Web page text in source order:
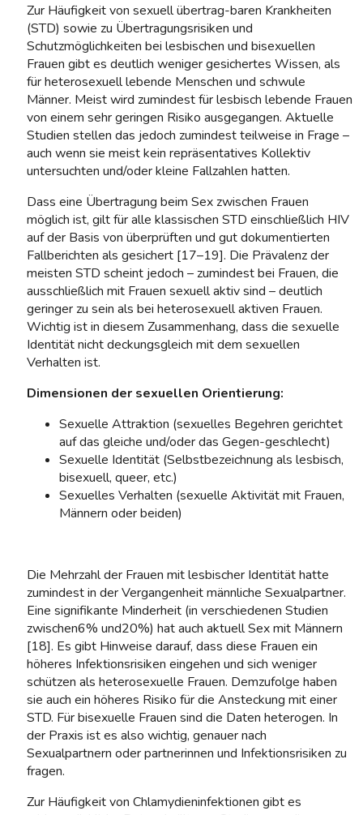
Zur Häufigkeit von sexuell übertrag-baren Krankheiten
(STD) sowie zu Übertragungsrisiken und
Schutzmöglichkeiten bei lesbischen und bisexuellen
Frauen gibt es deutlich weniger gesichertes Wissen, als
für heterosexuell lebende Menschen und schwule
Männer. Meist wird zumindest für lesbisch lebende Frauen
von einem sehr geringen Risiko ausgegangen. Aktuelle
Studien stellen das jedoch zumindest teilweise in Frage –
auch wenn sie meist kein repräsentatives Kollektiv
untersuchten und/oder kleine Fallzahlen hatten.
Dass eine Übertragung beim Sex zwischen Frauen
möglich ist, gilt für alle klassischen STD einschließlich HIV
auf der Basis von überprüften und gut dokumentierten
Fallberichten als gesichert [17–19]. Die Prävalenz der
meisten STD scheint jedoch – zumindest bei Frauen, die
ausschließlich mit Frauen sexuell aktiv sind – deutlich
geringer zu sein als bei heterosexuell aktiven Frauen.
Wichtig ist in diesem Zusammenhang, dass die sexuelle
Identität nicht deckungsgleich mit dem sexuellen
Verhalten ist.
Dimensionen der sexuellen Orientierung:
Sexuelle Attraktion (sexuelles Begehren gerichtet
auf das gleiche und/oder das Gegen-geschlecht)
Sexuelle Identität (Selbstbezeichnung als lesbisch,
bisexuell, queer, etc.)
Sexuelles Verhalten (sexuelle Aktivität mit Frauen,
Männern oder beiden)
Die Mehrzahl der Frauen mit lesbischer Identität hatte
zumindest in der Vergangenheit männliche Sexualpartner.
Eine signifikante Minderheit (in verschiedenen Studien
zwischen6% und20%) hat auch aktuell Sex mit Männern
[18]. Es gibt Hinweise darauf, dass diese Frauen ein
höheres Infektionsrisiken eingehen und sich weniger
schützen als heterosexuelle Frauen. Demzufolge haben
sie auch ein höheres Risiko für die Ansteckung mit einer
STD. Für bisexuelle Frauen sind die Daten heterogen. In
der Praxis ist es also wichtig, genauer nach
Sexualpartnern oder partnerinnen und Infektionsrisiken zu
fragen.
Zur Häufigkeit von Chlamydieninfektionen gibt es